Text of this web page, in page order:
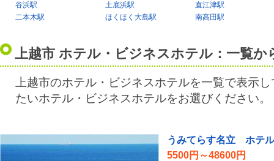
谷浜駅
土底浜駅
直江津駅
二本木駅
ほくほく大島駅 南高田駅
上越市 ホテル・ビジネスホテル：一覧か
上越市のホテル・ビジネスホテルを一覧で表示
たいホテル・ビジネスホテルをお選びください。
うみてらす名立 ホテ
5500円～48600円